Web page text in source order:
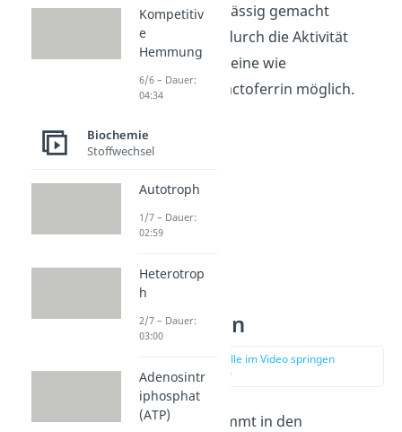
allerdings durchlässig gemacht
werden. Das ist durch die Aktivität
zusätzlicher Proteine wie
beispielsweise Lactoferrin möglich.
Vorkommen
zur Stelle im Video springen
(02:55)
Das Lysozym kommt in den
Kompetitiv
e
Hemmung
6/6 – Dauer:
04:34
Biochemie
Stoffwechsel
Autotroph
1/7 – Dauer:
02:59
Heterotrop
h
2/7 – Dauer:
03:00
Adenosintr
iphosphat
(ATP)